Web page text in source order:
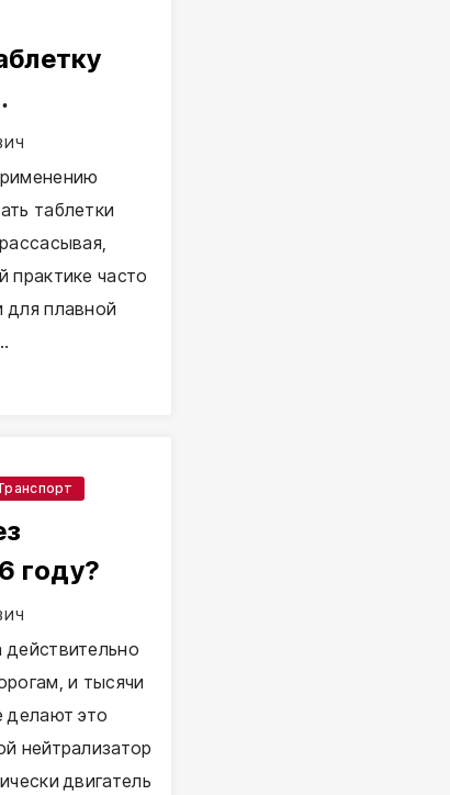
таблетки
практике часто
для плавной
году?
действительно
и тысячи
делают это
нейтрализатор
двигатель